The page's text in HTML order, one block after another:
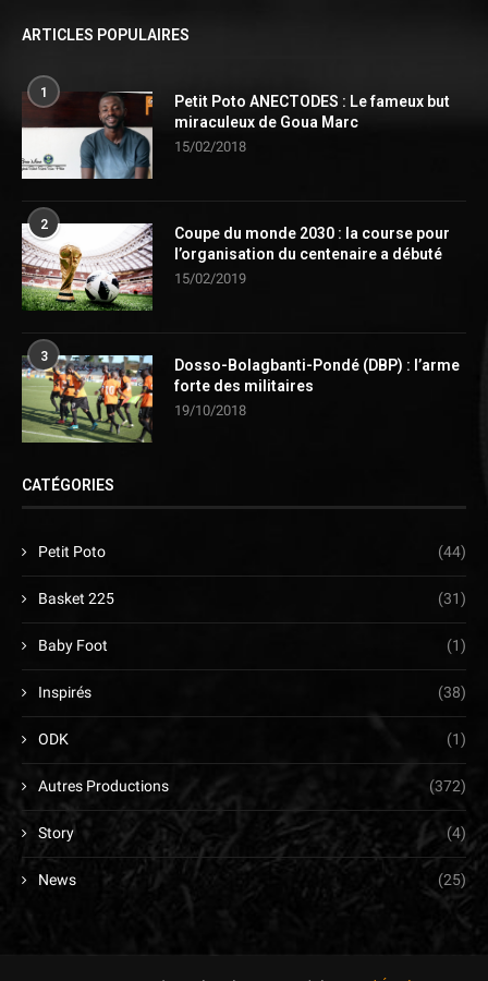
ARTICLES POPULAIRES
1
Petit Poto ANECTODES : Le fameux but
miraculeux de Goua Marc
15/02/2018
2
Coupe du monde 2030 : la course pour
l’organisation du centenaire a débuté
15/02/2019
3
Dosso-Bolagbanti-Pondé (DBP) : l’arme
forte des militaires
19/10/2018
CATÉGORIES
Petit Poto (44)
Basket 225 (31)
Baby Foot (1)
Inspirés (38)
ODK (1)
Autres Productions (372)
Story (4)
News (25)